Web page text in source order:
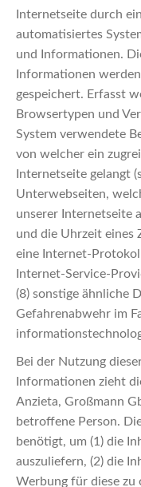
Internetseite durch
automatisiertes
und Informationen.
Informationen
gespeichert. Erfasst
Browsertypen und
System verwendete
von welcher ein
Internetseite gelangt
Unterwebseiten,
unserer Internetseite
und die Uhrzeit eines
eine Internet-
Internet-Service-
(8) sonstige ähnliche
Gefahrenabwehr im
Bei der Nutzung
Informationen zieht
Anzieta, Großmann
betroffene Person.
benötigt, um (1) die
auszuliefern, (2) die
Werbung für diese zu